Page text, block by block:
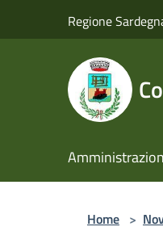
Regione
Home >